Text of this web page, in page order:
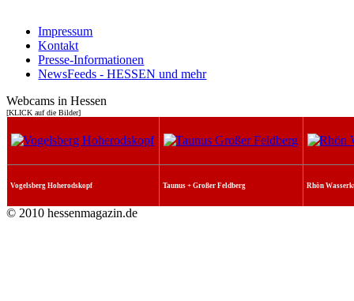
Impressum
Kontakt
Presse-Informationen
NewsFeeds - HESSEN und mehr
Webcams in Hessen
[KLICK auf die Bilder]
Vogelsberg Hoherodskopf Taunus + Großer Feldberg Rhön
© 2010 hessenmagazin.de